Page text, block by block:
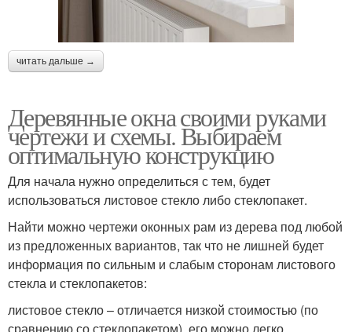
читать дальше →
Деревянные окна своими руками
чертежи и схемы. Выбираем
оптимальную конструкцию
Для начала нужно определиться с тем, будет
использоваться листовое стекло либо стеклопакет.
Найти можно чертежи оконных рам из дерева под любой
из предложенных вариантов, так что не лишней будет
информация по сильным и слабым сторонам листового
стекла и стеклопакетов:
листовое стекло – отличается низкой стоимостью (по